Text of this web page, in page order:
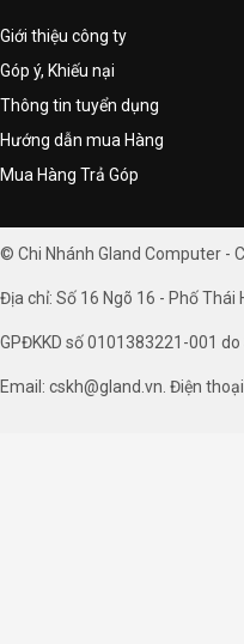
Giới thiệu công ty
Góp ý, Khiếu nại
Thông tin tuyển dụng
Hướng dẫn mua Hàng
Mua Hàng Trả Góp
© Chi Nhánh Gland Computer -
Địa chỉ: Số 16 Ngõ 16 - Phố
GPĐKKD số 0101383221-001
Email: cskh@gland.vn. Điện